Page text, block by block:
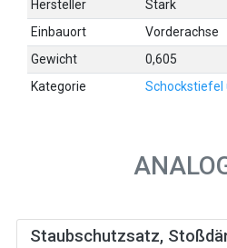
Hersteller
Stark
Einbauort
Vorderachse
Gewicht
0,605
Kategorie
Schockstiefel
Staubschutzsatz,